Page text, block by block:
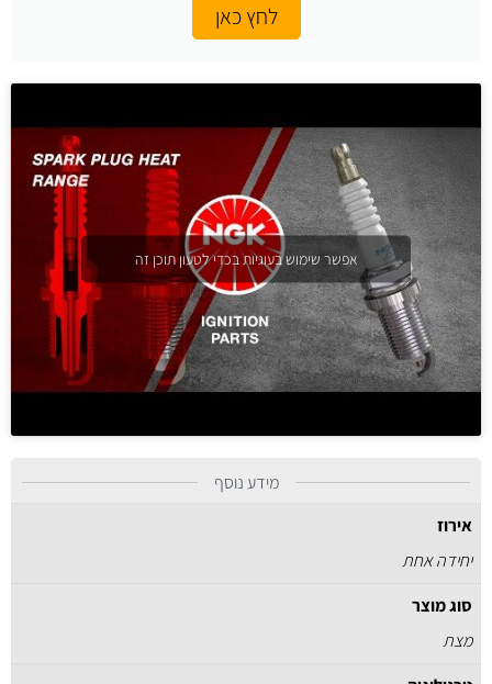
לחץ כאן
אפשר שימוש בעוגיות בכדי לטעון תוכן זה
מידע נוסף
אירוז
יחידה אחת
סוג מוצר
מצת